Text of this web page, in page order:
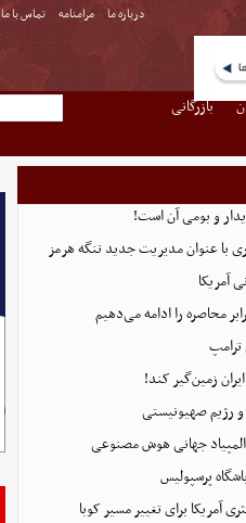
درباره ما مرامنامه تماس با ما
بازرگانی
و بومی آن است!
با عنوان مدیریت جدید تنگه هرمز
آمریکا
محاصره را ادامه می‌دهیم
ترامپ
زمین‌گیر کند!
و رژیم صهیونیستی
جهانی هوش مصنوعی
پرسپولیس
آمریکا برای تغییر مسیر کوبا